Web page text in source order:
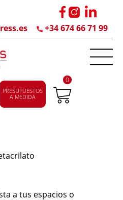
+34 674 66 71 99
PRESUPUESTOS
A MEDIDA
0
a tus espacios o